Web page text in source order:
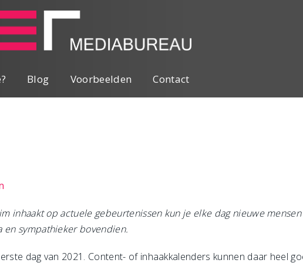
Blog Voorbeelden Contact
inhaakt op actuele gebeurtenissen kun je elke dag nieuwe
sympathieker bovendien.
dag van 2021. Content- of inhaakkalenders kunnen daar heel